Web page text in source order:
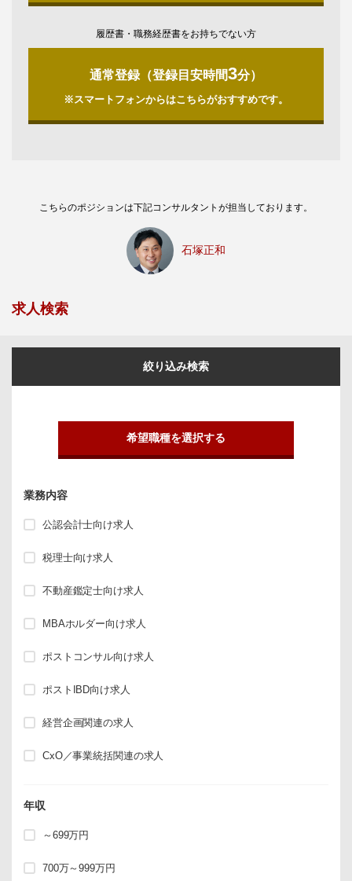
履歴書・職務経歴書をお持ちでない方
通常登録（登録目安時間3分）
※スマートフォンからはこちらがおすすめです。
こちらのポジションは下記コンサルタントが担当しております。
石塚正和
求人検索
絞り込み検索
希望職種を選択する
業務内容
公認会計士向け求人
税理士向け求人
不動産鑑定士向け求人
MBAホルダー向け求人
ポストコンサル向け求人
ポストIBD向け求人
経営企画関連の求人
CxO／事業統括関連の求人
年収
～699万円
700万～999万円